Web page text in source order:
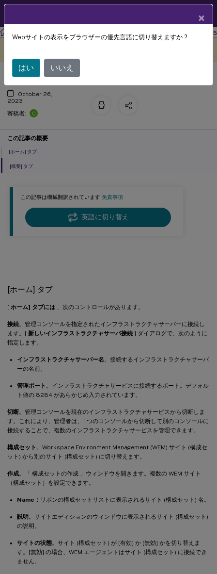
ワークスペース環境管理 Workspace Environment Management 2305
この記事は機械翻訳されています.免責事項
英語に切り替え
[ホーム] タブ
[ ホーム] タブには 、次のコントロールがあります。
接続。管理コンソールを指定されたインフラストラクチャサーバーに接続し
ます。[ 新しいインフラストラクチャサーバ接続 ] ダイアログで、次のように
指定します。
インフラストラクチャサーバー名 。接続するインフラストラクチャサーバ
ーの名前。
管理ポート 。インフラストラクチャサービスに接続するポート。デフォル
ト値の 8284 があらかじめ入力されています。
切断。管理コンソールを現在のインフラストラクチャサービスから切断しま
す。これにより、管理者は、1 つのコンソールから切断して別のコンソールに
接続することで、複数のインフラストラクチャサービスを管理できます。
構成セット 。Workspace Environment Management (WEM) サイト (構成セ
ット) から別のサイト (構成セット) に切り替えます。
作成。「 構成セットの作成 」ウィンドウを開きます。複数の WEM サイト
（構成セット）を設定できます。
Name： リボンの構成セットリストに表示されるサイト (構成セット) 名。
説明 。サイトエディションのウィンドウに表示されるサイト (構成セット)
の説明。
サイトの状態。サイト (構成セット) が [有効] か [無効] かを切り替えま
す。[無効] の場合、WEM エージェントはサイト (構成セット) に接続でき
ません。
リボン
October 26,
2023
寄稿者:
C
この記事の概要
[ホーム] タブ
[概要] タブ
×
Webサイトの表示をブラウザーの優先言語に切り替えますか ?
はい いいえ